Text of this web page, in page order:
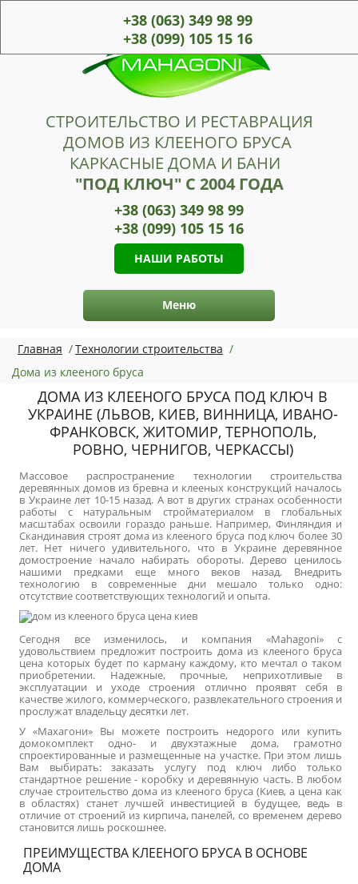
СТРОИТЕЛЬСТВО И РЕСТАВРАЦИЯ
ДОМОВ ИЗ КЛЕЕНОГО БРУСА
КАРКАСНЫЕ ДОМА И БАНИ
"ПОД КЛЮЧ" С 2004 ГОДА
+38 (063) 349 98 99
+38 (099) 105 15 16
НАШИ РАБОТЫ
Меню
+38 (063) 349 98 99
+38 (099) 105 15 16
Главная /Технологии строительства /
Дома из клeeнoгo бруса
ДОМА ИЗ КЛЕЕНОГО БРУСА ПОД КЛЮЧ В
УКРАИНЕ (ЛЬВОВ, КИЕВ, ВИННИЦА, ИВАНО-
ФРАНКОВСК, ЖИТОМИР, ТЕРНОПОЛЬ,
РОВНО, ЧЕРНИГОВ, ЧЕРКАССЫ)
Массовое распространение технологии строительства
деревянных домов из бревна и клееных конструкций началось
в Украине лет 10-15 назад. А вот в других странах особенности
работы с натуральным стройматериалом в глобальных
масштабах освоили гораздо раньше. Например, Финляндия и
Скандинавия строят дома из клееного бруса под ключ более 30
лет. Нет ничего удивительного, что в Украине деревянное
домостроение начало набирать обороты. Дерево ценилось
нашими предками еще много веков назад. Внедрить
технологию в современные дни мешало только одно:
отсутствие соответствующих технологий и опыта.
Сегодня все изменилось, и компания «Mahagoni» с
удовольствием предложит построить дома из клееного бруса
цена которых будет по карману каждому, кто мечтал о таком
приобретении. Надежные, прочные, неприхотливые в
эксплуатации и уходе строения отлично проявят себя в
качестве жилого, коммерческого, развлекательного строения и
прослужат владельцу десятки лет.
У «Махагони» Вы можете построить недорого или купить
домокомплект одно- и двухэтажные дома, грамотно
спроектированные и размещенные на участке. При этом лишь
Вам выбирать: заказать услугу под ключ либо только
стандартное решение - коробку и деревянную часть. В любом
случае строительство дома из клееного бруса (Киев, а цена как
в областях) станет лучшей инвестицией в будущее, ведь в
отличие от строений из кирпича, панелей, со временем дерево
становится лишь роскошнее.
ПРЕИМУЩЕСТВА КЛЕЕНОГО БРУСА В ОСНОВЕ
ДОМА